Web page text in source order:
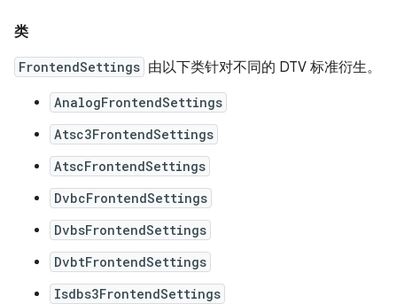
类
FrontendSettings 由以下类针对不同的 DTV 标准衍生。
AnalogFrontendSettings
Atsc3FrontendSettings
AtscFrontendSettings
DvbcFrontendSettings
DvbsFrontendSettings
DvbtFrontendSettings
Isdbs3FrontendSettings